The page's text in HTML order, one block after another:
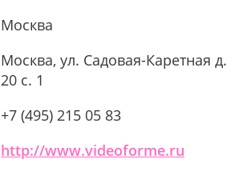
Москва
Москва, ул. Садовая-Каретная д.
20 с. 1
+7 (495) 215 05 83
http://www.videoforme.ru